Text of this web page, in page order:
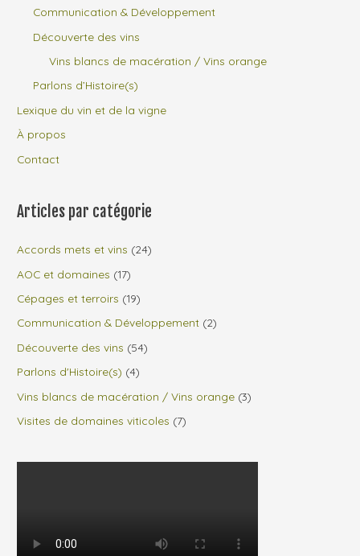
Communication & Développement
Découverte des vins
Vins blancs de macération / Vins orange
Parlons d’Histoire(s)
Lexique du vin et de la vigne
À propos
Contact
Articles par catégorie
Accords mets et vins (24)
AOC et domaines (17)
Cépages et terroirs (19)
Communication & Développement (2)
Découverte des vins (54)
Parlons d'Histoire(s) (4)
Vins blancs de macération / Vins orange (3)
Visites de domaines viticoles (7)